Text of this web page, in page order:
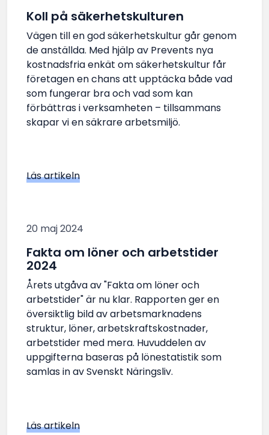
Koll på säkerhetskulturen
Vägen till en god säkerhetskultur går genom
de anställda. Med hjälp av Prevents nya
kostnadsfria enkät om säkerhetskultur får
företagen en chans att upptäcka både vad
som fungerar bra och vad som kan
förbättras i verksamheten – tillsammans
skapar vi en säkrare arbetsmiljö.
Läs artikeln
20 maj 2024
Fakta om löner och arbetstider
2024
Årets utgåva av "Fakta om löner och
arbetstider" är nu klar. Rapporten ger en
översiktlig bild av arbetsmarknadens
struktur, löner, arbetskraftskostnader,
arbetstider med mera. Huvuddelen av
uppgifterna baseras på lönestatistik som
samlas in av Svenskt Näringsliv.
Läs artikeln